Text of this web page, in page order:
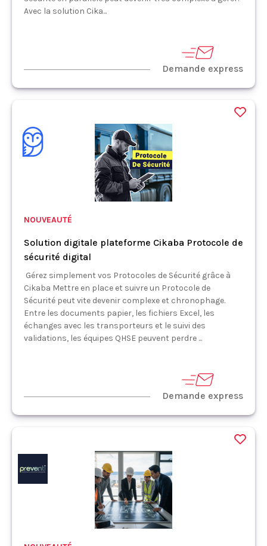
Avec la solution Cika...
Demande express
NOUVEAUTÉ
Solution digitale plateforme Cikaba Protocole de
sécurité digital
Gérez simplement vos Protocoles de Sécurité grâce à
Cikaba Mettre en place et suivre un Protocole de
Sécurité peut vite devenir complexe et chronophage.
Entre les documents papier, les fichiers Excel, les
échanges avec les transporteurs et le suivi des
validations, les équipes QHSE peuvent perdre ...
Demande express